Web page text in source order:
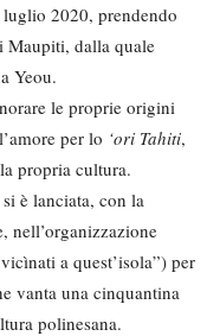
luglio 2020, prendendo
Maupiti, dalla quale
Yeou.
le proprie origini
per lo ‘ori Tahiti,
propria cultura.
è lanciata, con la
nell’organizzazione
a quest’isola”) per
vanta una cinquantina
polinesana.